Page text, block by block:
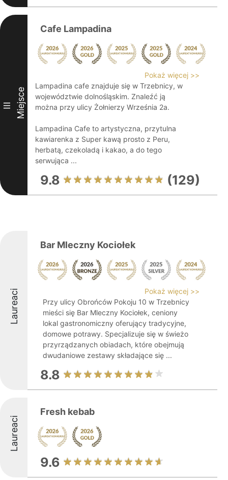
III Miejsce
Cafe Lampadina
Pokaż więcej >>
Lampadina cafe znajduje się w Trzebnicy, w
województwie dolnośląskim. Znaleźć ją
można przy ulicy Żołnierzy Września 2a.
Lampadina Cafe to artystyczna, przytulna
kawiarenka z Super kawą prosto z Peru,
herbatą, czekoladą i kakao, a do tego
serwująca ...
9.8 (129)
Laureaci
Bar Mleczny Kociołek
Pokaż więcej >>
Przy ulicy Obrońców Pokoju 10 w Trzebnicy
mieści się Bar Mleczny Kociołek, ceniony
lokal gastronomiczny oferujący tradycyjne,
domowe potrawy. Specjalizuje się w świeżo
przyrządzanych obiadach, które obejmują
dwudaniowe zestawy składające się ...
8.8
Laureaci
Fresh kebab
9.6